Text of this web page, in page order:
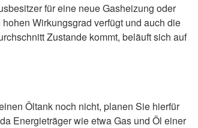
für eine neue Gasheizung oder
Wirkungsgrad verfügt und auch die
Zustande kommt, beläuft sich auf
Öltank noch nicht, planen Sie hierfür
Energieträger wie etwa Gas und Öl einer